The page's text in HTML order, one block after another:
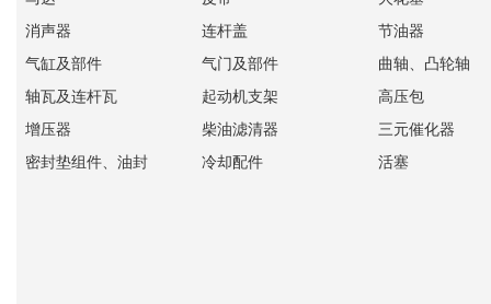
消声器
连杆盖
节油器
气缸及部件
气门及部件
曲轴、凸轮轴
轴瓦及连杆瓦
起动机支架
高压包
增压器
柴油滤清器
三元催化器
密封垫组件、油封
冷却配件 活塞